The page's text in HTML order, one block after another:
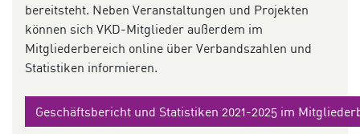
bereitsteht. Neben Veranstaltungen und Projekten
können sich VKD-Mitglieder außerdem im
Mitgliederbereich online über Verbandszahlen und
Statistiken informieren.
Geschäftsbericht und Statistiken 2021-2025 im